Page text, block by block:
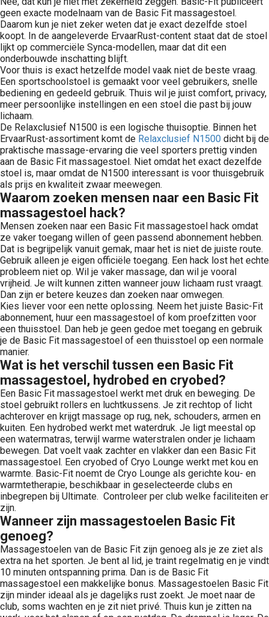
geen exacte modelnaam van de Basic Fit massagestoel.
Daarom kun je niet zeker weten dat je exact dezelfde stoel
koopt. In de aangeleverde ErvaarRust-content staat dat de stoel
lijkt op commerciële Synca-modellen, maar dat dit een
onderbouwde inschatting blijft.
Voor thuis is exact hetzelfde model vaak niet de beste vraag.
Een sportschoolstoel is gemaakt voor veel gebruikers, snelle
bediening en gedeeld gebruik. Thuis wil je juist comfort, privacy,
meer persoonlijke instellingen en een stoel die past bij jouw
lichaam.
De Relaxclusief N1500 is een logische thuisoptie. Binnen het
ErvaarRust-assortiment komt de Relaxclusief N1500 dicht bij de
praktische massage-ervaring die veel sporters prettig vinden
aan de Basic Fit massagestoel. Niet omdat het exact dezelfde
stoel is, maar omdat de N1500 interessant is voor thuisgebruik
als prijs en kwaliteit zwaar meewegen.
Waarom zoeken mensen naar een Basic Fit
massagestoel hack?
Mensen zoeken naar een Basic Fit massagestoel hack omdat
ze vaker toegang willen of geen passend abonnement hebben.
Dat is begrijpelijk vanuit gemak, maar het is niet de juiste route.
Gebruik alleen je eigen officiële toegang. Een hack lost het echte
probleem niet op. Wil je vaker massage, dan wil je vooral
vrijheid. Je wilt kunnen zitten wanneer jouw lichaam rust vraagt.
Dan zijn er betere keuzes dan zoeken naar omwegen.
Kies liever voor een nette oplossing. Neem het juiste Basic-Fit
abonnement, huur een massagestoel of kom proefzitten voor
een thuisstoel. Dan heb je geen gedoe met toegang en gebruik
je de Basic Fit massagestoel of een thuisstoel op een normale
manier.
Wat is het verschil tussen een Basic Fit
massagestoel, hydrobed en cryobed?
Een Basic Fit massagestoel werkt met druk en beweging. De
stoel gebruikt rollers en luchtkussens. Je zit rechtop of licht
achterover en krijgt massage op rug, nek, schouders, armen en
kuiten. Een hydrobed werkt met waterdruk. Je ligt meestal op
een watermatras, terwijl warme waterstralen onder je lichaam
bewegen. Dat voelt vaak zachter en vlakker dan een Basic Fit
massagestoel. Een cryobed of Cryo Lounge werkt met kou en
warmte. Basic-Fit noemt de Cryo Lounge als gerichte kou- en
warmtetherapie, beschikbaar in geselecteerde clubs en
inbegrepen bij Ultimate. Controleer per club welke faciliteiten er
zijn.
Wanneer zijn massagestoelen Basic Fit
genoeg?
Massagestoelen van de Basic Fit zijn genoeg als je ze ziet als
extra na het sporten. Je bent al lid, je traint regelmatig en je vindt
10 minuten ontspanning prima. Dan is de Basic Fit
massagestoel een makkelijke bonus. Massagestoelen Basic Fit
zijn minder ideaal als je dagelijks rust zoekt. Je moet naar de
club, soms wachten en je zit niet privé. Thuis kun je zitten na